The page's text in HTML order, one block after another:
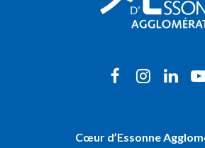
Lien
le
Lien
le
Lien
le
Cœur d’Essonne